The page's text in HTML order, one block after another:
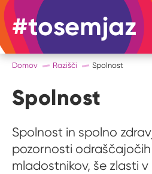
#tosemjaz
Domov Razišči Spolnost
Spolnost
Spolnost in spolno
pozornosti
mladostnikov, še zlasti